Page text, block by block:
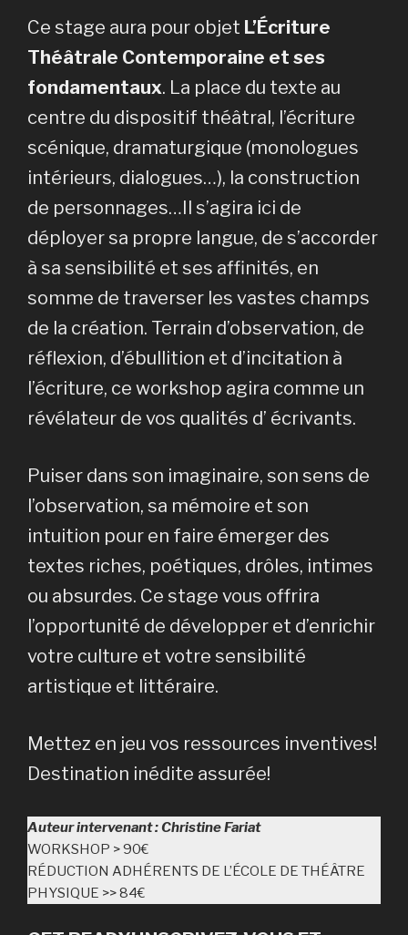
Ce stage aura pour objet L’Écriture
Théâtrale Contemporaine et ses
fondamentaux. La place du texte au
centre du dispositif théâtral, l’écriture
scénique, dramaturgique (monologues
intérieurs, dialogues…), la construction
de personnages…Il s’agira ici de
déployer sa propre langue, de s’accorder
à sa sensibilité et ses affinités, en
somme de traverser les vastes champs
de la création. Terrain d’observation, de
réflexion, d’ébullition et d’incitation à
l’écriture, ce workshop agira comme un
révélateur de vos qualités d’ écrivants.
Puiser dans son imaginaire, son sens de
l’observation, sa mémoire et son
intuition pour en faire émerger des
textes riches, poétiques, drôles, intimes
ou absurdes. Ce stage vous offrira
l’opportunité de développer et d’enrichir
votre culture et votre sensibilité
artistique et littéraire.
Mettez en jeu vos ressources inventives!
Destination inédite assurée!
Auteur intervenant : Christine Fariat
WORKSHOP > 90€
RÉDUCTION ADHÉRENTS DE L’ÉCOLE DE THÉÂTRE
PHYSIQUE >> 84€